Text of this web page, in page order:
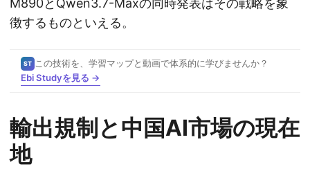
M890とQwen3.7-Maxの同時発表はその戦略を象
徴するものといえる。
ST この技術を、学習マップと動画で体系的に学びませんか？
Ebi Studyを見る →
輸出規制と中国AI市場の現在
地